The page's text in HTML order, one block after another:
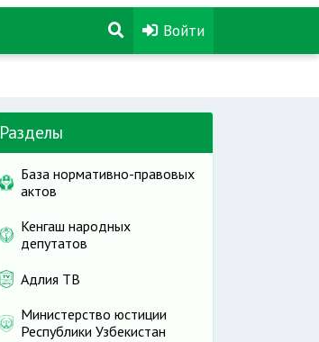
Войти
Разделы
База нормативно-правовых
актов
Кенгаш народных
депутатов
Адлия ТВ
Министерство юстиции
Республики Узбекистан